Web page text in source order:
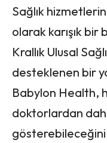
Sağlık
olarak karışık bir
Krallık Ulusal
desteklenen bir
Babylon Health,
doktorlardan